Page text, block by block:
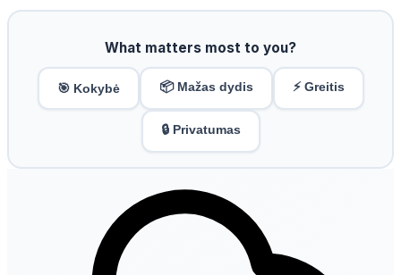
What matters most to you?
🎯 Kokybė 📦 Mažas dydis ⚡ Greitis
🔒 Privatumas